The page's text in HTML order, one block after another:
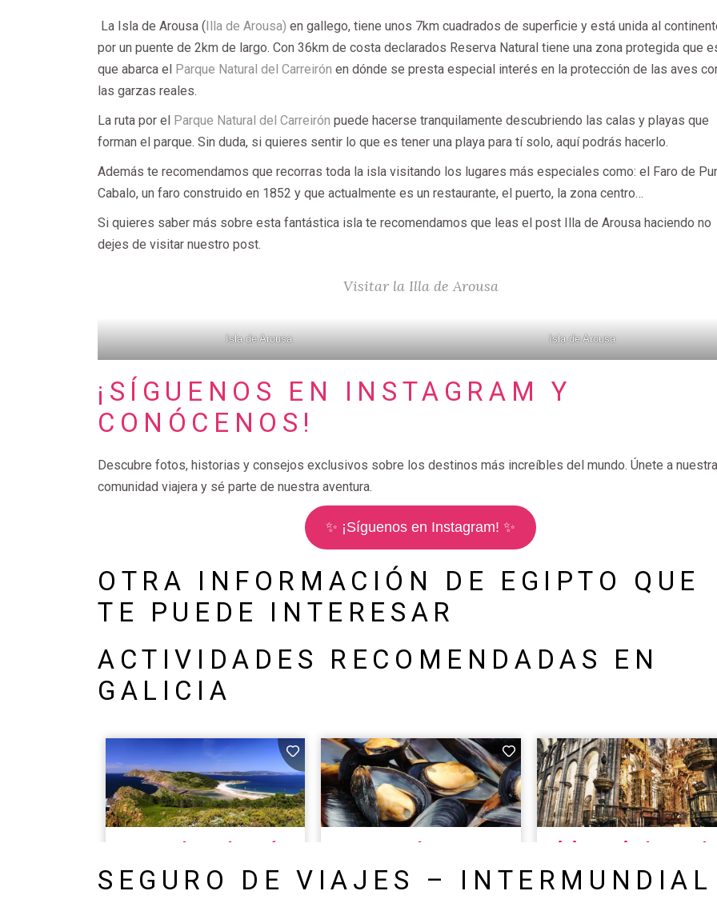
La Isla de Arousa (Illa de Arousa) en gallego, tiene unos 7km cuadrados de superficie y está unida al
por un puente de 2km de largo. Con 36km de costa declarados Reserva Natural tiene una zona protegida que
que abarca el Parque Natural del Carreirón en dónde se presta especial interés en la protección de las aves
las garzas reales.
La ruta por el Parque Natural del Carreirón puede hacerse tranquilamente descubriendo las calas y playas que
forman el parque. Sin duda, si quieres sentir lo que es tener una playa para tí solo, aquí podrás hacerlo.
Además te recomendamos que recorras toda la isla visitando los lugares más especiales como: el Faro de
Cabalo, un faro construido en 1852 y que actualmente es un restaurante, el puerto, la zona centro…
Si quieres saber más sobre esta fantástica isla te recomendamos que leas el post Illa de Arousa haciendo no
dejes de visitar nuestro post.
Visitar la Illa de Arousa
Isla de Arousa Isla de Arousa
¡SÍGUENOS EN INSTAGRAM Y
CONÓCENOS!
Descubre fotos, historias y consejos exclusivos sobre los destinos más increíbles del mundo. Únete a nuestra
comunidad viajera y sé parte de nuestra aventura.
✨ ¡Síguenos en Instagram! ✨
OTRA INFORMACIÓN DE EGIPTO QUE
TE PUEDE INTERESAR
ACTIVIDADES RECOMENDADAS EN
GALICIA
SEGURO DE VIAJES – INTERMUNDIAL